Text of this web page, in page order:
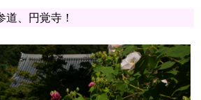
、円覚寺！